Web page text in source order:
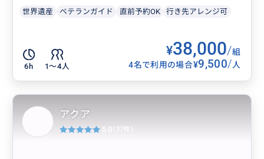
世界遺産 ベテランガイド 直前予約OK 行き先アレンジ可
6h 1〜4人
¥38,000/組
4名で利用の場合¥9,500/人
アクア
5.0 (37件)